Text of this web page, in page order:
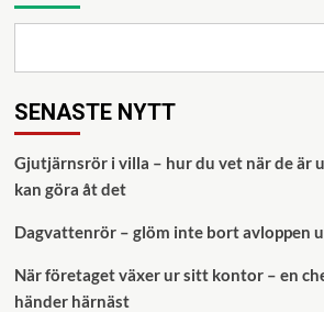
SENASTE NYTT
Gjutjärnsrör i villa – hur du vet när de är
kan göra åt det
Dagvattenrör – glöm inte bort avloppen
När företaget växer ur sitt kontor – en
händer härnäst